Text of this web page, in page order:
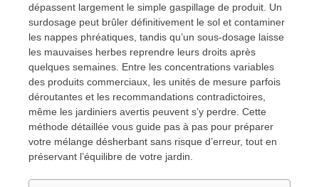
dépassent largement le simple gaspillage de produit. Un
surdosage peut brûler définitivement le sol et contaminer
les nappes phréatiques, tandis qu’un sous-dosage laisse
les mauvaises herbes reprendre leurs droits après
quelques semaines. Entre les concentrations variables
des produits commerciaux, les unités de mesure parfois
déroutantes et les recommandations contradictoires,
même les jardiniers avertis peuvent s’y perdre. Cette
méthode détaillée vous guide pas à pas pour préparer
votre mélange désherbant sans risque d’erreur, tout en
préservant l’équilibre de votre jardin.